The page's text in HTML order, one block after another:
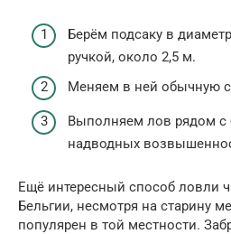
Берём подсаку в
ручкой, около 2,5 м.
Меняем в ней обычную
Выполняем лов рядом с
надводных
Ещё интересный способ ловли
Бельгии, несмотря на старину
популярен в той местности.